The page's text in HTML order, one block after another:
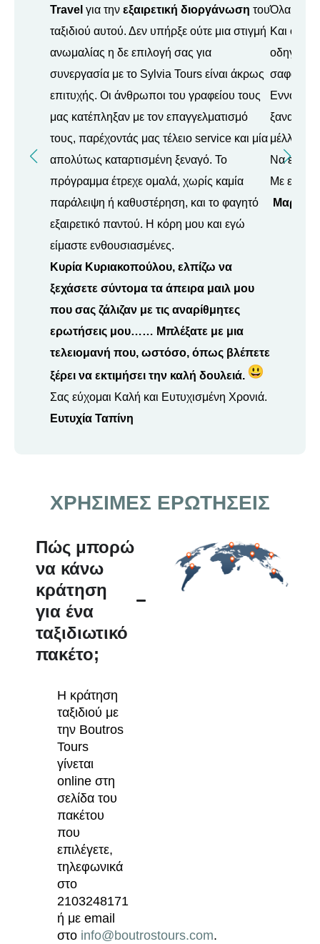
Travel για την εξαιρετική διοργάνωση του
ταξιδιού αυτού. Δεν υπήρξε ούτε μια στιγμή
ανωμαλίας η δε επιλογή σας για
συνεργασία με το Sylvia Tours είναι άκρως
επιτυχής. Οι άνθρωποι του γραφείου τους
μας κατέπληξαν με τον επαγγελματισμό
τους, παρέχοντάς μας τέλειο service και μία
απολύτως καταρτισμένη ξεναγό. Το
πρόγραμμα έτρεχε ομαλά, χωρίς καμία
παράλειψη ή καθυστέρηση, και το φαγητό
εξαιρετικό παντού. Η κόρη μου και εγώ
είμαστε ενθουσιασμένες.
Κυρία Κυριακοπούλου, ελπίζω να
ξεχάσετε σύντομα τα άπειρα μαιλ μου
που σας ζάλιζαν με τις αναρίθμητες
ερωτήσεις μου…… Μπλέξατε με μια
τελειομανή που, ωστόσο, όπως βλέπετε
ξέρει να εκτιμήσει την καλή δουλειά.
Σας εύχομαι Καλή και Ευτυχισμένη Χρονιά.
Ευτυχία Ταπίνη
Όλα ήταν
Και οι
οδηγός
σαφάρι
μέλλον.
Να είστε
Με
Μαρία
ΧΡΗΣΙΜΕΣ ΕΡΩΤΗΣΕΙΣ
Πώς μπορώ
να κάνω
κράτηση
για ένα
ταξιδιωτικό
πακέτο;
Η κράτηση
ταξιδιού με
την Boutros
Tours
γίνεται
online στη
σελίδα του
πακέτου
που
επιλέγετε,
τηλεφωνικά
στο
2103248171
ή με email
στο info@boutrostours.com.